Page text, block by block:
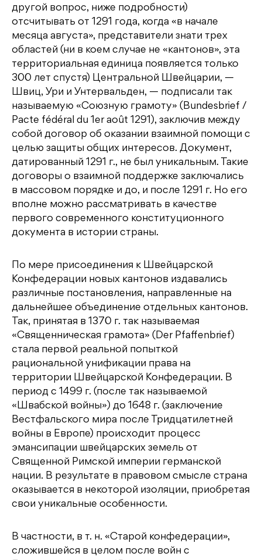
другой вопрос, ниже подробности)
отсчитывать от 1291 года, когда «в начале
месяца августа», представители знати трех
областей (ни в коем случае не «кантонов», эта
территориальная единица появляется только
300 лет спустя) Центральной Швейцарии, —
Швиц, Ури и Унтервальден, — подписали так
называемую «Союзную грамоту» (Bundesbrief /
Pacte fédéral du 1er août 1291), заключив между
собой договор об оказании взаимной помощи с
целью защиты общих интересов. Документ,
датированный 1291 г., не был уникальным. Такие
договоры о взаимной поддержке заключались
в массовом порядке и до, и после 1291 г. Но его
вполне можно рассматривать в качестве
первого современного конституционного
документа в истории страны.
По мере присоединения к Швейцарской
Конфедерации новых кантонов издавались
различные постановления, направленные на
дальнейшее объединение отдельных кантонов.
Так, принятая в 1370 г. так называемая
«Священническая грамота» (Der Pfaffenbrief)
стала первой реальной попыткой
рациональной унификации права на
территории Швейцарской Конфедерации. В
период с 1499 г. (после так называемой
«Швабской войны») до 1648 г. (заключение
Вестфальского мира после Тридцатилетней
войны в Европе) происходит процесс
эмансипации швейцарских земель от
Священной Римской империи германской
нации. В результате в правовом смысле страна
оказывается в некоторой изоляции, приобретая
свои уникальные особенности.
В частности, в т. н. «Старой конфедерации»,
сложившейся в целом после войн с